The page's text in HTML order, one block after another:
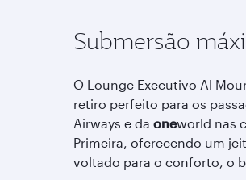
Submersão
O Lounge Executivo Al
retiro perfeito para os
Airways e da oneworld nas
Primeira, oferecendo um
voltado para o conforto, o